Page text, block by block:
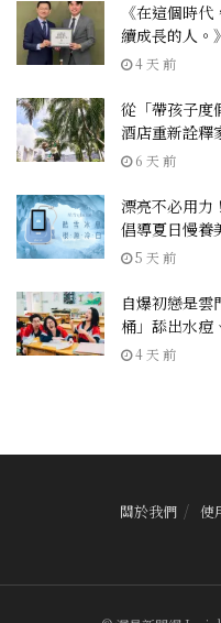
《在這個時
續成長的人
4 天 前
從「帶孩子度
酒店重新詮釋
6 天 前
漂亮不必用力
倡導夏日慢養
5 天 前
自爆初戀是雲
桶」舔出水痘
4 天 前
關於我們 使